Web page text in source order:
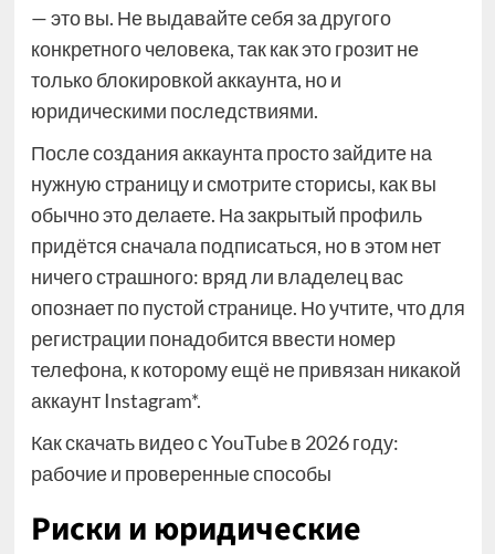
— это вы. Не выдавайте себя за другого
конкретного человека, так как это грозит не
только блокировкой аккаунта, но и
юридическими последствиями.
После создания аккаунта просто зайдите на
нужную страницу и смотрите сторисы, как вы
обычно это делаете. На закрытый профиль
придётся сначала подписаться, но в этом нет
ничего страшного: вряд ли владелец вас
опознает по пустой странице. Но учтите, что для
регистрации понадобится ввести номер
телефона, к которому ещё не привязан никакой
аккаунт Instagram*.
Как скачать видео с YouTube в 2026 году:
рабочие и проверенные способы
Риски и юридические